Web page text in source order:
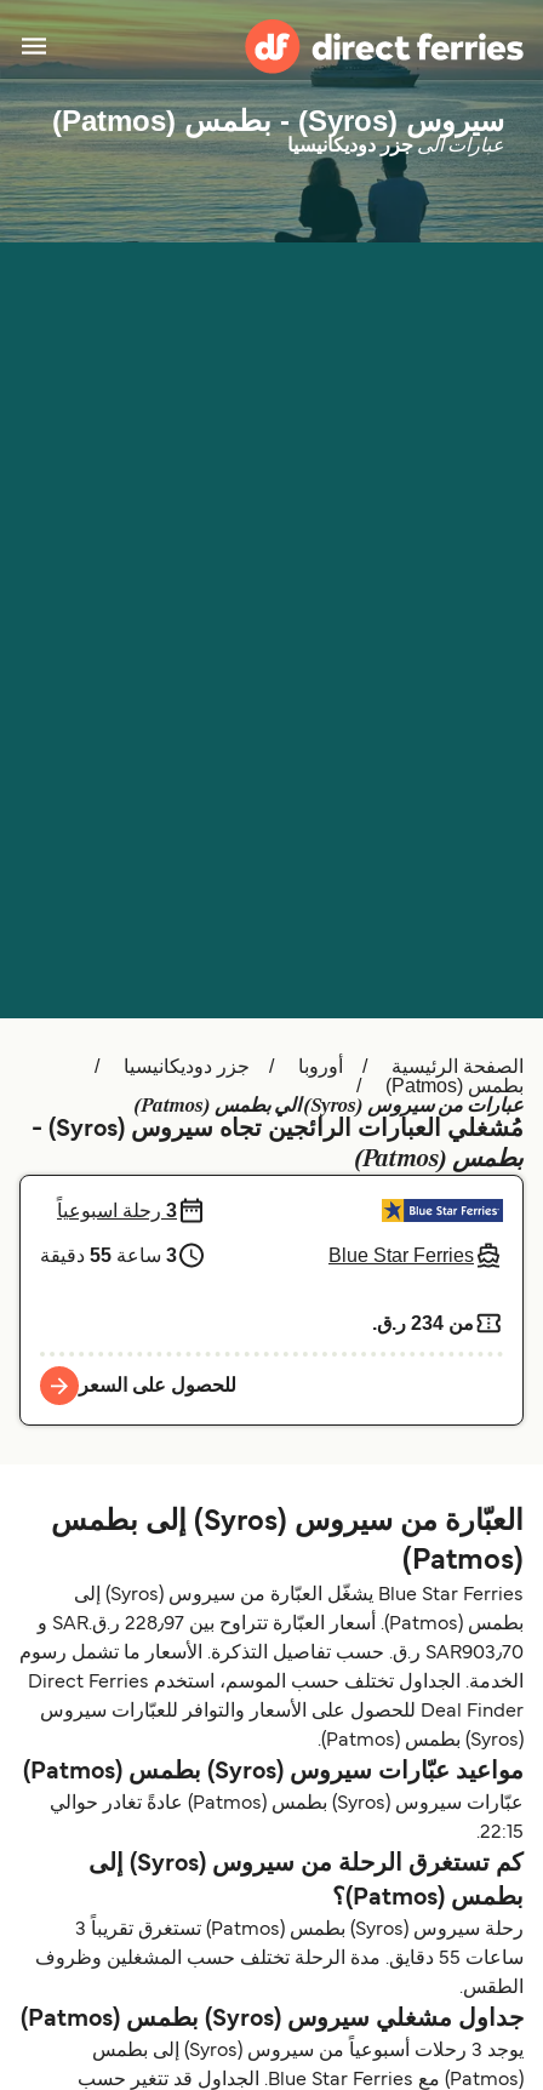
البلدان
تذاكر العبّارة
België (NL)
Ελλάδα
Belgique (FR)
Polska
Deutschland
Schweiz (DE)
Norge
Indonesia
Maroc (FR)
سيروس (Syros) - بطمس (Patmos)
عبارات الىجزر دوديكانيسيا
الصفحة الرئيسية أوروبا
جزر دوديكانيسيا
بطمس (Patmos)
عبارات من سيروس (Syros) الي بطمس (Patmos)
مُشغلي العبارات الرائجين تجاه سيروس (Syros) -
بطمس (Patmos)
Blue Star Ferries
3 رحلة اسبوعياً
3 ساعة 55 دقيقة
من 234 ر.ق.‏
للحصول على السعر
العبّارة من سيروس (Syros) إلى بطمس
(Patmos)
Blue Star Ferries يشغّل العبّارة من سيروس (Syros) إلى
بطمس (Patmos). أسعار العبّارة تتراوح بين 228٫97 ر.ق.‏SAR و
SAR903٫70 ر.ق.‏ حسب تفاصيل التذكرة. الأسعار ما تشمل رسوم
الخدمة. الجداول تختلف حسب الموسم، استخدم Direct Ferries
Deal Finder للحصول على الأسعار والتوافر للعبّارات سيروس
(Syros) بطمس (Patmos).
مواعيد عبّارات سيروس (Syros) بطمس (Patmos)
عبّارات سيروس (Syros) بطمس (Patmos) عادةً تغادر حوالي
22:15.
كم تستغرق الرحلة من سيروس (Syros) إلى
بطمس (Patmos)؟
رحلة سيروس (Syros) بطمس (Patmos) تستغرق تقريباً 3
ساعات 55 دقايق. مدة الرحلة تختلف حسب المشغلين وظروف
الطقس.
جداول مشغلي سيروس (Syros) بطمس (Patmos)
يوجد 3 رحلات أسبوعياً من سيروس (Syros) إلى بطمس
(Patmos) مع Blue Star Ferries. الجداول قد تتغير حسب